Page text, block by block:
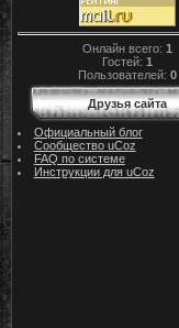
Онлайн всего: 1
Гостей: 1
Пользователей: 0
Друзья сайта
Официальный блог
Сообщество uCoz
FAQ по системе
Инструкции для uCoz